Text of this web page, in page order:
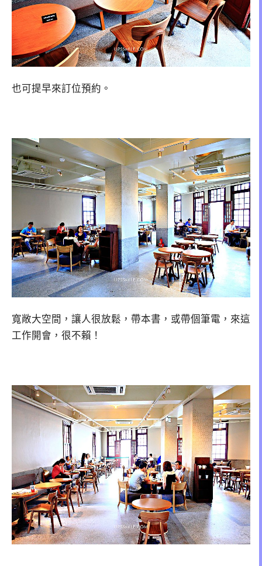
也可提早來訂位預約。
寬敞大空間，讓人很放鬆，帶本書，或帶個筆電，來這
工作開會，很不賴！